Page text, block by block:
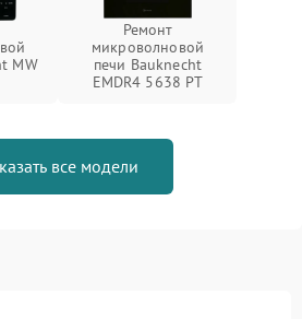
MW
Ремонт
микроволновой
печи Bauknecht
EMDR4 5638 PT
все модели